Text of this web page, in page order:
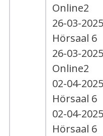
Online2
26-03-
Hörsaal 6
26-03-
Online2
02-04-
Hörsaal 6
02-04-
Hörsaal 6